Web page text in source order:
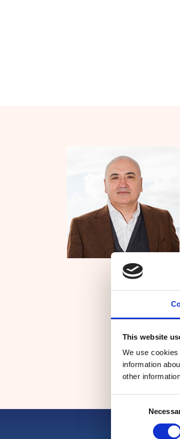
This website
We use
information
other
Selection